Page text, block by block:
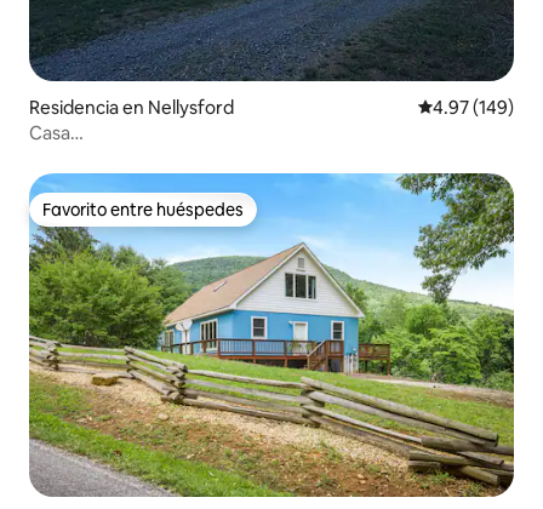
Residencia en Nellysford Calificación
4.97 (149)
Casa
Favorito entre huéspedes
Favorito entre huéspedes